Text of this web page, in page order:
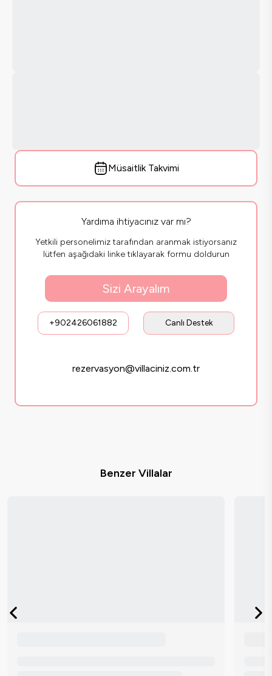
Müsaitlik Takvimi
Yardıma ihtiyacınız var mı?
Yetkili personelimiz tarafından aranmak istiyorsanız
lütfen aşağıdaki linke tıklayarak formu doldurun
Sizi Arayalım
+902426061882 Canlı Destek
rezervasyon@villaciniz.com.tr
Benzer Villalar